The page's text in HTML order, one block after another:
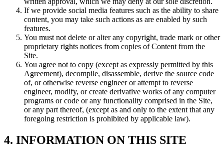
If we provide social media features such as the ability to share
content, you may take such actions as are enabled by such
features.
You must not delete or alter any copyright, trade mark or other
proprietary rights notices from copies of Content from the
Site.
You agree not to copy (except as expressly permitted by this
Agreement), decompile, disassemble, derive the source code
of, or otherwise reverse engineer or attempt to reverse
engineer, modify, or create derivative works of any computer
programs or code or any functionality comprised in the Site,
or any part thereof, (except as and only to the extent that any
foregoing restriction is prohibited by applicable law).
4. INFORMATION ON THIS SITE